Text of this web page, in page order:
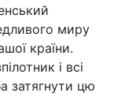
миру
країни.
і всі
затягнути цю